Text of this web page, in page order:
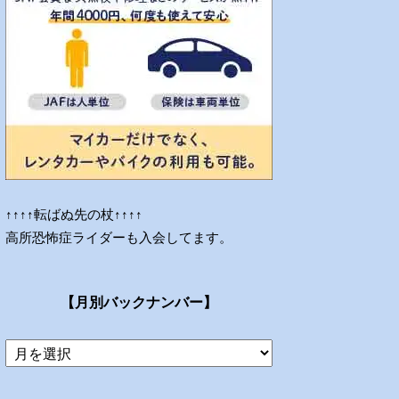
↑↑↑↑転ばぬ先の杖↑↑↑↑
高所恐怖症ライダーも入会してます。
【月別バックナンバー】
当
ブ